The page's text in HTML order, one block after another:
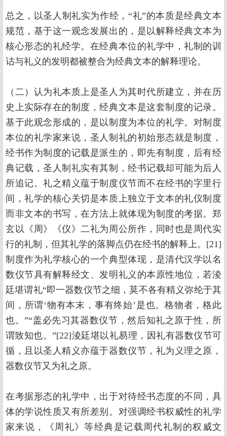
总之，以圣人制礼实为作经，“礼”的本质是经典文本
规范，基于这一观念发展出的，是以解释经典文本为
核心形态的礼经学。在经典本位的礼学中，礼制的训
诂与礼义的发明都被整合为经典文本的解释理论。
（二）认为礼本质上是圣人为其时代所建立，并在历
史上实际存在的制度，经典文本是这套制度的记录。
基于此观念形成的，是以制度为本位的礼学。对制度
本位的礼学家来说，圣人制礼的初始形态就是制度，
经书作为制度的记载是派生的，即先有制度，后有经
典记载，圣人制礼实有其制，经书记载却可能为后人
所追记。礼之精义蕴于制度仪节而不在经书的字里行
间，礼学的核心关切是本质上独立于文本的礼仪制度
而非文本的书写，在方法上就体现为制度的考据。郑
玄以《周》《仪》二礼为周公所作，同时也是周代实
行的礼制，但其礼学的落脚点仍在经书的解释上。[21]
制度作为礼学核心的一个典型体现，是清代汉学以名
数仪节具有解释经文、发明礼义的本原性地位，若淩
廷堪谓礼“即一器数仪节之细，莫不各有精义弥纶于其
间，所谓‘物有本末，事有终始’是也。格物者，格此
也。”“盖必先习其器数仪节，然后知礼之原于性，所
谓致知也。”[22]淩廷堪以礼易理，因礼有器数仪节可
循，且以圣人精义亦蕴于器数仪节，礼为义理之原，
器数仪节又为礼之原。
在考据形态的礼学中，出于对待经书态度的不同，具
体的学说性质又有所差别。对强调经书权威性的礼学
家来说，《周礼》等经典是记载周代礼制的权威文